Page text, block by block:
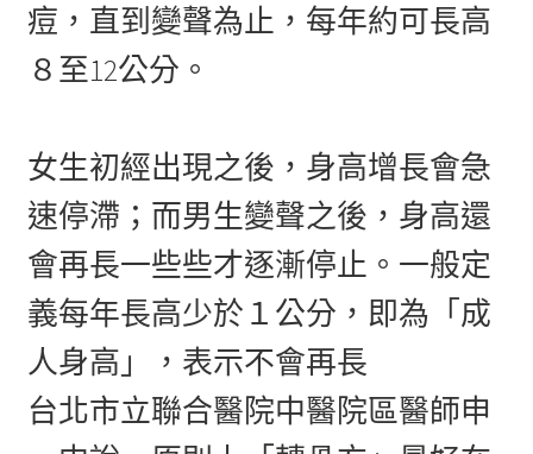
痘，直到變聲為止，每年約可長高
８至12公分。
女生初經出現之後，身高增長會急
速停滯；而男生變聲之後，身高還
會再長一些些才逐漸停止。一般定
義每年長高少於１公分，即為「成
人身高」，表示不會再長
台北市立聯合醫院中醫院區醫師申